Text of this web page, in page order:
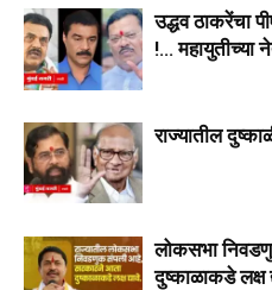
उद्धव ठाकरेंचा
!… महायुतीच्या
राज्यातील
लोकसभा
दुष्काळाकडे लक्ष